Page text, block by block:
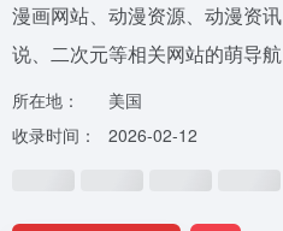
漫画网站、动漫资源、动漫资
说、二次元等相关网站的萌导航
所在地：
美国
收录时间：
2026-02-12